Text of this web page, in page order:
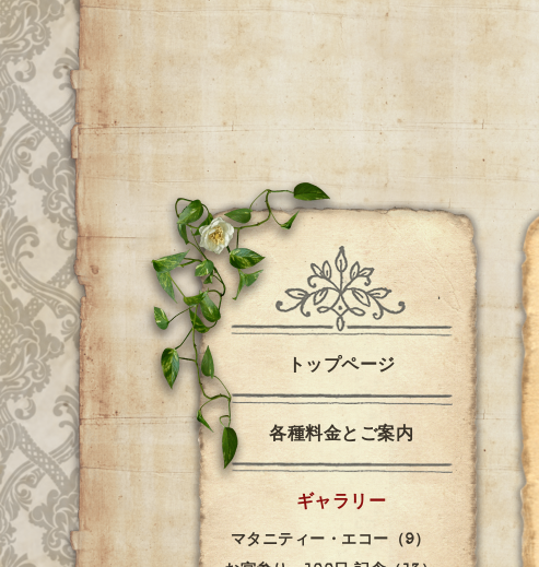
トップページ
各種料金とご案内
ギャラリー
マタニティー・エコー（9）